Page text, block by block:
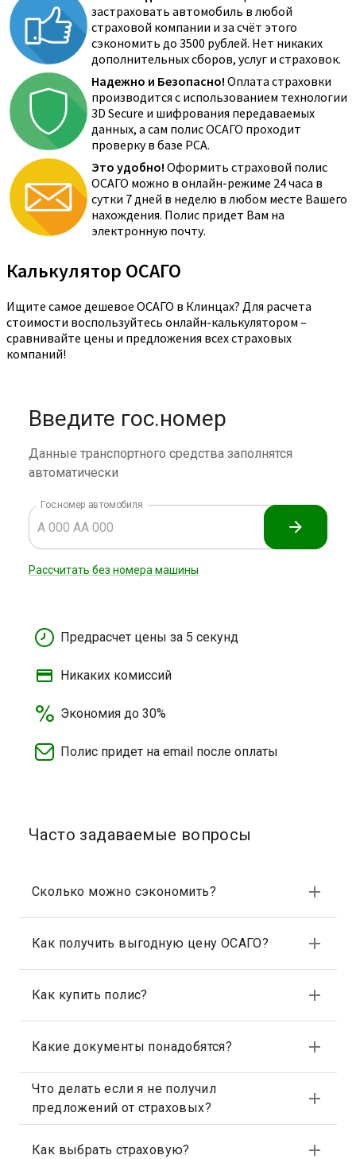
застраховать автомобиль в любой
страховой компании и за счёт этого
сэкономить до 3500 рублей. Нет никаких
дополнительных сборов, услуг и страховок.
Надежно и Безопасно! Оплата страховки
производится с использованием технологии
3D Secure и шифрования передаваемых
данных, а сам полис ОСАГО проходит
проверку в базе РСА.
Это удобно! Оформить страховой полис
ОСАГО можно в онлайн-режиме 24 часа в
сутки 7 дней в неделю в любом месте Вашего
нахождения. Полис придет Вам на
электронную почту.
Калькулятор ОСАГО
Ищите самое дешевое ОСАГО в Клинцах? Для расчета
стоимости воспользуйтесь онлайн-калькулятором –
сравнивайте цены и предложения всех страховых
компаний!